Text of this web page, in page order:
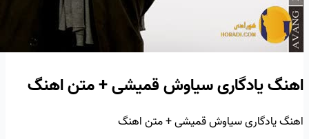
اهنگ یادگاری سیاوش قمیشی + متن اهنگ
اهنگ یادگاری سیاوش قمیشی + متن اهنگ